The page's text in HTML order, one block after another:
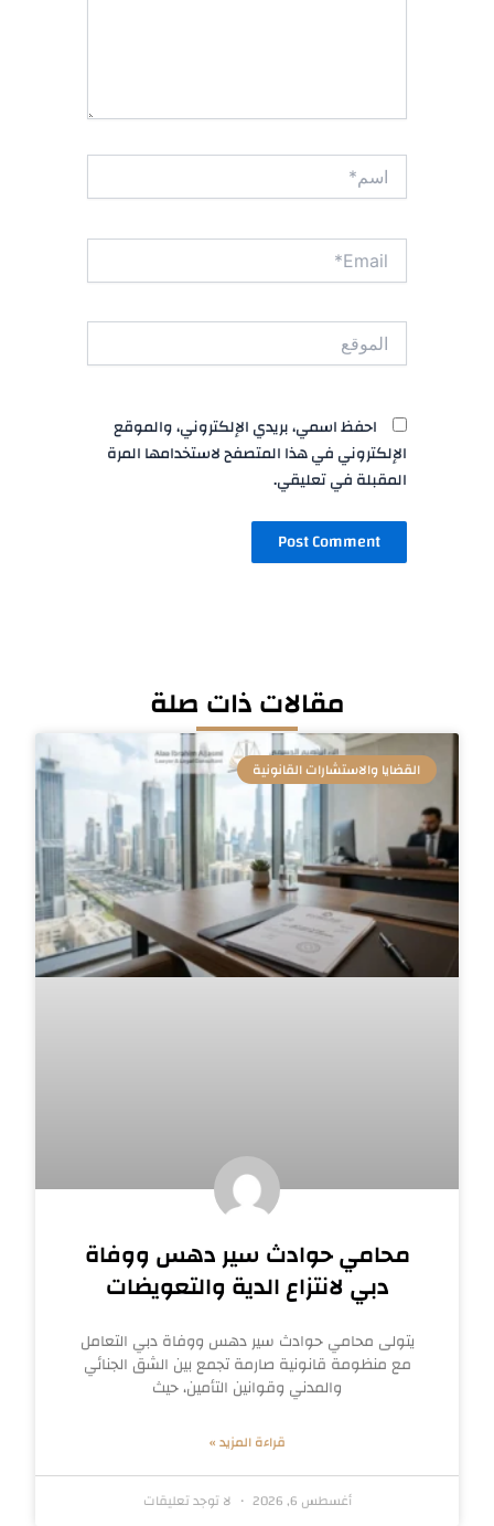
اسم*
Email*
الموقع
احفظ اسمي، بريدي الإلكتروني، والموقع
الإلكتروني في هذا المتصفح لاستخدامها المرة
المقبلة في تعليقي.
مقالات ذات صلة
القضايا والاستشارات القانونية
محامي حوادث سير دهس ووفاة
دبي لانتزاع الدية والتعويضات
يتولى محامي حوادث سير دهس ووفاة دبي التعامل
مع منظومة قانونية صارمة تجمع بين الشق الجنائي
والمدني وقوانين التأمين، حيث
قراءة المزيد »
أغسطس 6, 2026 لا توجد تعليقات